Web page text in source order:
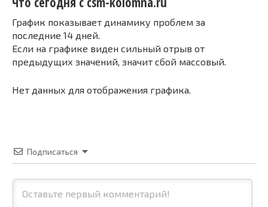
График показывает динамику проблем за
последние 14 дней.
Если на графике виден сильный отрыв от
предыдущих значений, значит сбой массовый.
Нет данных для отображения графика.
Подписаться